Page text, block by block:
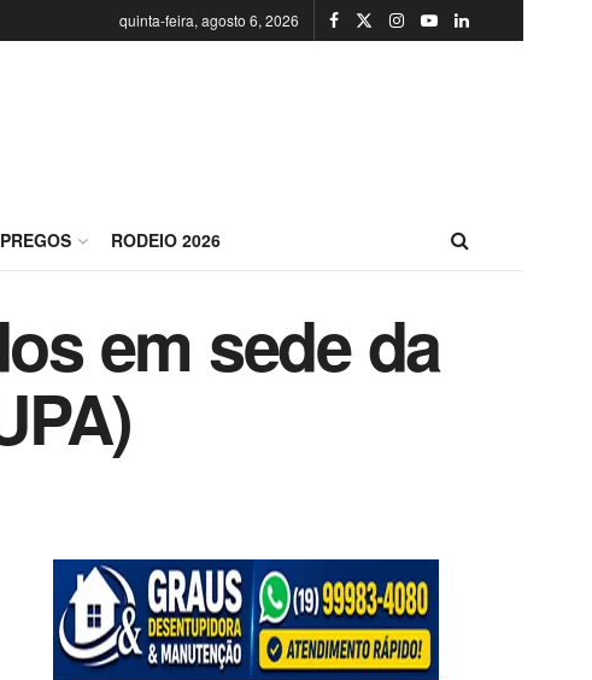
quinta-feira, agosto 6, 2026
RODEIO 2026
em sede da